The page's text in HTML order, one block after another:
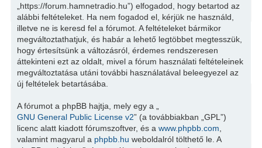
„https://forum.hamnetradio.hu”) elfogadod, hogy betartod az
alábbi feltételeket. Ha nem fogadod el, kérjük ne használd,
illetve ne is keresd fel a fórumot. A feltételeket bármikor
megváltoztathatjuk, és habár a lehető legtöbbet megtesszük,
hogy értesítsünk a változásról, érdemes rendszeresen
áttekinteni ezt az oldalt, mivel a fórum használati feltételeinek
megváltoztatása utáni további használatával beleegyezel az
új feltételek betartásába.
A fórumot a phpBB hajtja, mely egy a „
GNU General Public License v2” (a továbbiakban „GPL”)
licenc alatt kiadott fórumszoftver, és awww.phpbb.com
valamint magyarul a phpbb.hu weboldalról tölthető le. A